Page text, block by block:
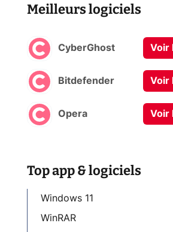
Meilleurs logiciels
CyberGhost Voir
Bitdefender Voir
Opera Voir
Top app & logiciels
Windows 11
WinRAR